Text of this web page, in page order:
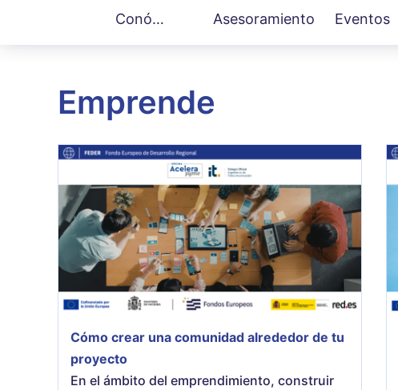
MainConócenos Asesoramiento Eventos
Emprende
Cómo crear una comunidad alrededor de tu
proyecto
En el ámbito del emprendimiento, construir